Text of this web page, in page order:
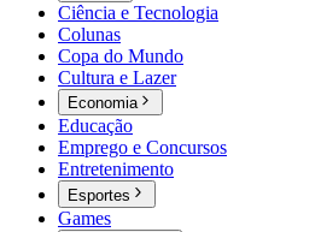
Ciência e Tecnologia
Colunas
Copa do Mundo
Cultura e Lazer
Economia
Educação
Emprego e Concursos
Entretenimento
Esportes
Games